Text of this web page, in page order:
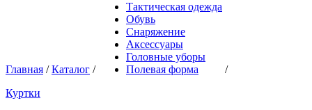
Главная /Каталог /
Тактическая одежда
Обувь
Снаряжение
Аксессуары
Головные уборы
Полевая форма
/
Куртки